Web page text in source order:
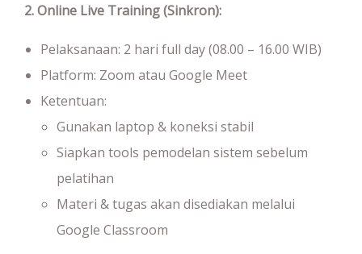
2. Online Live Training (Sinkron):
Pelaksanaan: 2 hari full day (08.00 – 16.00 WIB)
Platform: Zoom atau Google Meet
Ketentuan:
Gunakan laptop & koneksi stabil
Siapkan tools pemodelan sistem sebelum
pelatihan
Materi & tugas akan disediakan melalui
Google Classroom